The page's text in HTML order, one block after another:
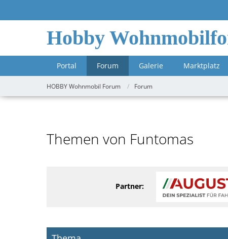
Hobby
Portal Forum Galerie Marktplatz
HOBBY Wohnmobil Forum Forum
Themen von Funtomas
Partner: